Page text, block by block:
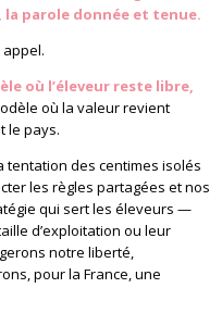
parole donnée et tenue.
où l’éleveur reste libre,
où la valeur revient
le pays.
tentation des centimes isolés
les règles partagées et nos
qui sert les éleveurs —
d’exploitation ou leur
notre liberté,
pour la France, une